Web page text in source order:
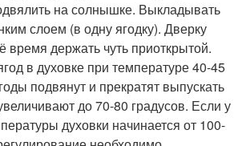
на солнышке. Выкладывать
слоем (в одну ягодку). Дверку
время держать чуть приоткрытой.
в духовке при температуре 40-45
подвянут и прекратят выпускать
до 70-80 градусов. Если у
духовки начинается от 100-